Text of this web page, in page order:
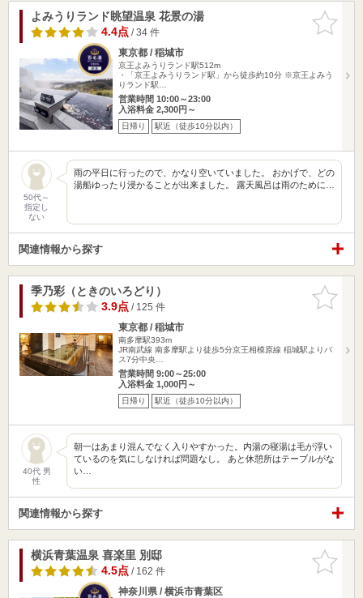
お気に入
りに追加
よみうりランド眺望温泉 花景の湯
4.4点/ 34 件
東京都 / 稲城市
京王よみうりランド駅512m
・「京王よみうりランド駅」から徒歩約10分 ※京王よみう
りランド駅…
営業時間 10:00～23:00
入浴料金 2,300円～
日帰り 駅近（徒歩10分以内）
50代～
指定し
ない
雨の平日に行ったので、かなり空いていました。 おかげで、どの
湯船ゆったり浸かることが出来ました。 露天風呂は雨のために…
関連情報から探す
お気に入
りに追加
季乃彩（ときのいろどり）
3.9点/ 125 件
東京都 / 稲城市
南多摩駅393m
JR南武線 南多摩駅より徒歩5分京王相模原線 稲城駅よりバ
ス7分中央…
営業時間 9:00～25:00
入浴料金 1,000円～
日帰り 駅近（徒歩10分以内）
40代 男
性
朝一はあまり混んでなく入りやすかった。内湯の寝湯は毛が浮い
ているのを気にしなければ問題なし。 あと休憩所はテーブルがな
い…
関連情報から探す
お気に入
りに追加
横浜青葉温泉 喜楽里 別邸
4.5点/ 162 件
神奈川県 / 横浜市青葉区